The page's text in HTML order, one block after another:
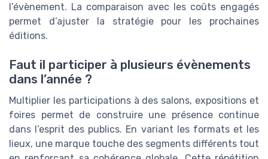
l’évènement. La comparaison avec les coûts engagés
permet d’ajuster la stratégie pour les prochaines
éditions.
Faut il participer à plusieurs évènements
dans l’année ?
Multiplier les participations à des salons, expositions et
foires permet de construire une présence continue
dans l’esprit des publics. En variant les formats et les
lieux, une marque touche des segments différents tout